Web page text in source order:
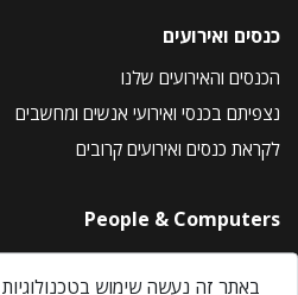
כנסים ואירועים
הכנסים והאירועים שלנו
נצפיתם בכנסי ואירועי אנשים ומחשבים
לקראת כנסים ואירועים קרובים
People & Computers
About Us
באתר זה נעשה שימוש בטכנולוגיות